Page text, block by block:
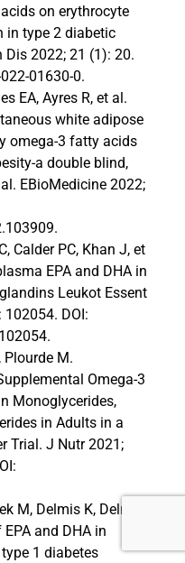
on erythrocyte
in type 2 diabetic
2022; 21 (1): 20.
01630-0.
EA, Ayres R, et al.
white adipose
omega-3 fatty acids
a double blind,
EBioMedicine 2022;
Calder PC, Khan J, et
EPA and DHA in
Leukot Essent
DOI:
Plourde M.
Omega-3
Monoglycerides,
in Adults in a
Trial. J Nutr 2021;
M, Delmis K, Delmis
and DHA in
1 diabetes